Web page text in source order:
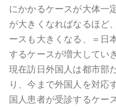
にかかるケースが大体一
が大きくなればなるほど
ースも大きくなる、＝日
するケースが増大してい
現在訪日外国人は都市部
り、今まで外国人を対応
国人患者が受診するケー